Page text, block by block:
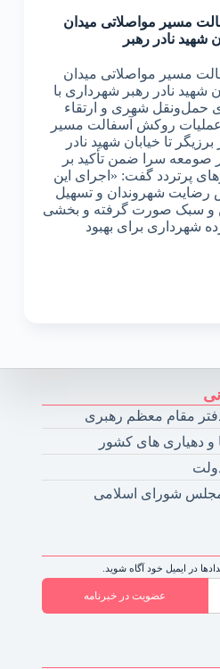
مسیر مواصلاتی میدان
شهید نادر رهبر
مسیر مواصلاتی میدان
شهید نادر رهبر شهرداری با
حمل‌ونقل شهری و ارتقاء
عملیات روکش آسفالت مسیر
تا خیابان شهید نادر
صومعه سرا ضمن تأکید بر
پرتردد گفت: «اجرای این
رضایت شهروندان و تسهیل
و سبک صورت گرفته و بخشی
شهرداری برای بهبود
دفتر مقام معظم رهبری
دهیاری های کشور
مجلس شورای اسلامی
در ایمیل خود آگاه شوید.
عضویت در خبرنامه